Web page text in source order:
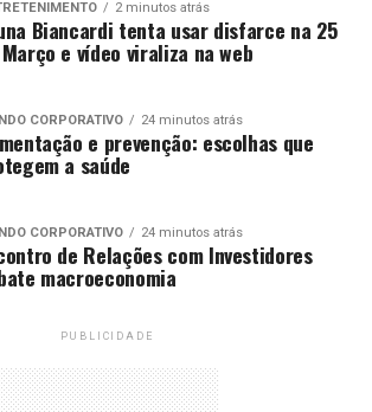
2 minutos atrás
Biancardi tenta usar disfarce na 25
e vídeo viraliza na web
CORPORATIVO 24 minutos atrás
e prevenção: escolhas que
a saúde
CORPORATIVO 24 minutos atrás
de Relações com Investidores
macroeconomia
PUBLICIDADE